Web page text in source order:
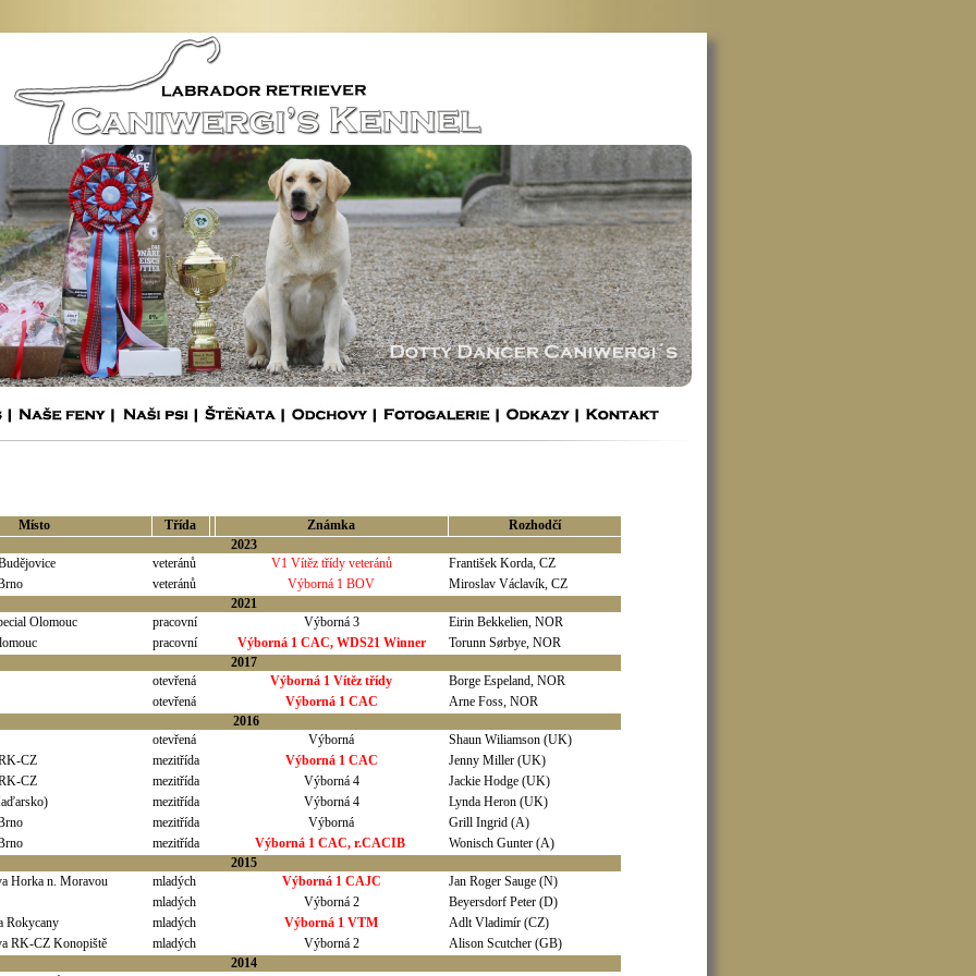
Místo Třída Známka
Rozhodčí
2023
veteránů V1 Vítěz třídy veteránů
František Korda, CZ
veteránů Výborná 1 BOV
Miroslav Václavík, CZ
2021
Olomouc
pracovní Výborná 3
Eirin Bekkelien, NOR
pracovní Výborná 1 CAC, WDS21 Winner
Torunn Sørbye, NOR
2017
otevřená
Výborná 1 Vítěz třídy
Borge Espeland, NOR
otevřená
Výborná 1 CAC
Arne Foss, NOR
2016
otevřená
Výborná
Shaun Wiliamson (UK)
CZ
mezitřída Výborná 1 CAC
Jenny Miller (UK)
CZ
mezitřída Výborná 4
Jackie Hodge (UK)
mezitřída Výborná 4
Lynda Heron (UK)
mezitřída Výborná
Grill Ingrid (A)
mezitřída Výborná 1 CAC, r.CACIB
Wonisch Gunter (A)
2015
Horka n. Moravou
mladých Výborná 1 CAJC
Jan Roger Sauge (N)
mladých
Výborná 2
Beyersdorf Peter (D)
Rokycany
mladých Výborná 1 VTM
Adlt Vladimír (CZ)
RK-CZ Konopiště
mladých Výborná 2
Alison Scutcher (GB)
2014